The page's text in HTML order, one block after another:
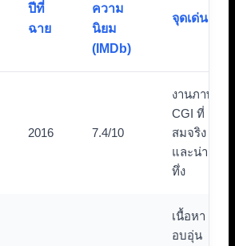
ปีที่
ฉาย
ความ
นิยม
(IMDb)
จุดเด่น
2016 7.4/10
งานภาพ
CGI ที่
สมจริง
และน่า
ทึ่ง
เนื้อหา
อบอุ่น